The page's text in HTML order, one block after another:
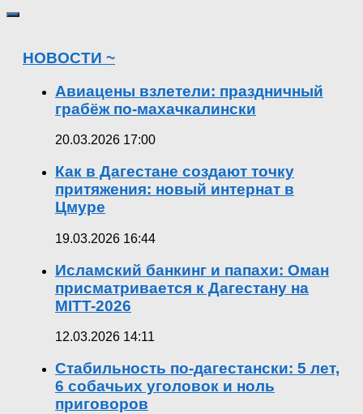
НОВОСТИ ~
Авиацены взлетели: праздничный
грабёж по-махачкалински
20.03.2026 17:00
Как в Дагестане создают точку
притяжения: новый интернат в
Цмуре
19.03.2026 16:44
Исламский банкинг и папахи: Оман
присматривается к Дагестану на
MITT-2026
12.03.2026 14:11
Стабильность по-дагестански: 5 лет,
6 собачьих уголовок и ноль
приговоров